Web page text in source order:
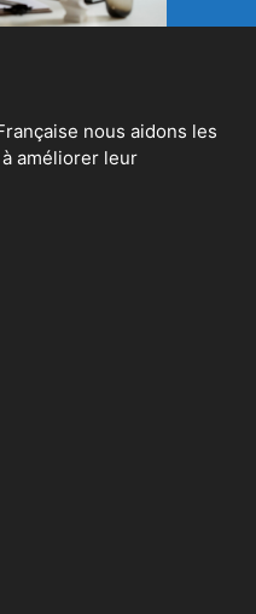
nous aidons les
améliorer leur